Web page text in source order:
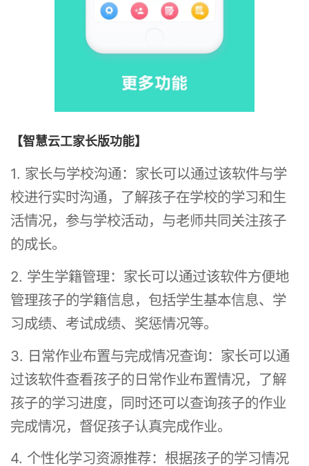
【智慧云工家长版功能】
1. 家长与学校沟通：家长可以通过该软件与学
校进行实时沟通，了解孩子在学校的学习和生
活情况，参与学校活动，与老师共同关注孩子
的成长。
2. 学生学籍管理：家长可以通过该软件方便地
管理孩子的学籍信息，包括学生基本信息、学
习成绩、考试成绩、奖惩情况等。
3. 日常作业布置与完成情况查询：家长可以通
过该软件查看孩子的日常作业布置情况，了解
孩子的学习进度，同时还可以查询孩子的作业
完成情况，督促孩子认真完成作业。
4. 个性化学习资源推荐：根据孩子的学习情况